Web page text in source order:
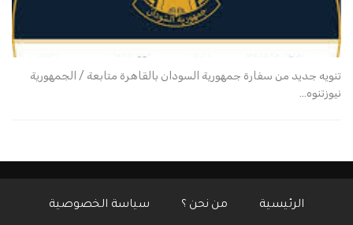
تنويه جديد من سفارة جمهورية السودان بالقاهرة متابعة / الجمهورية
نيوزتنوه…
الرئيسية من نحن ؟ سياسة الخصوصية